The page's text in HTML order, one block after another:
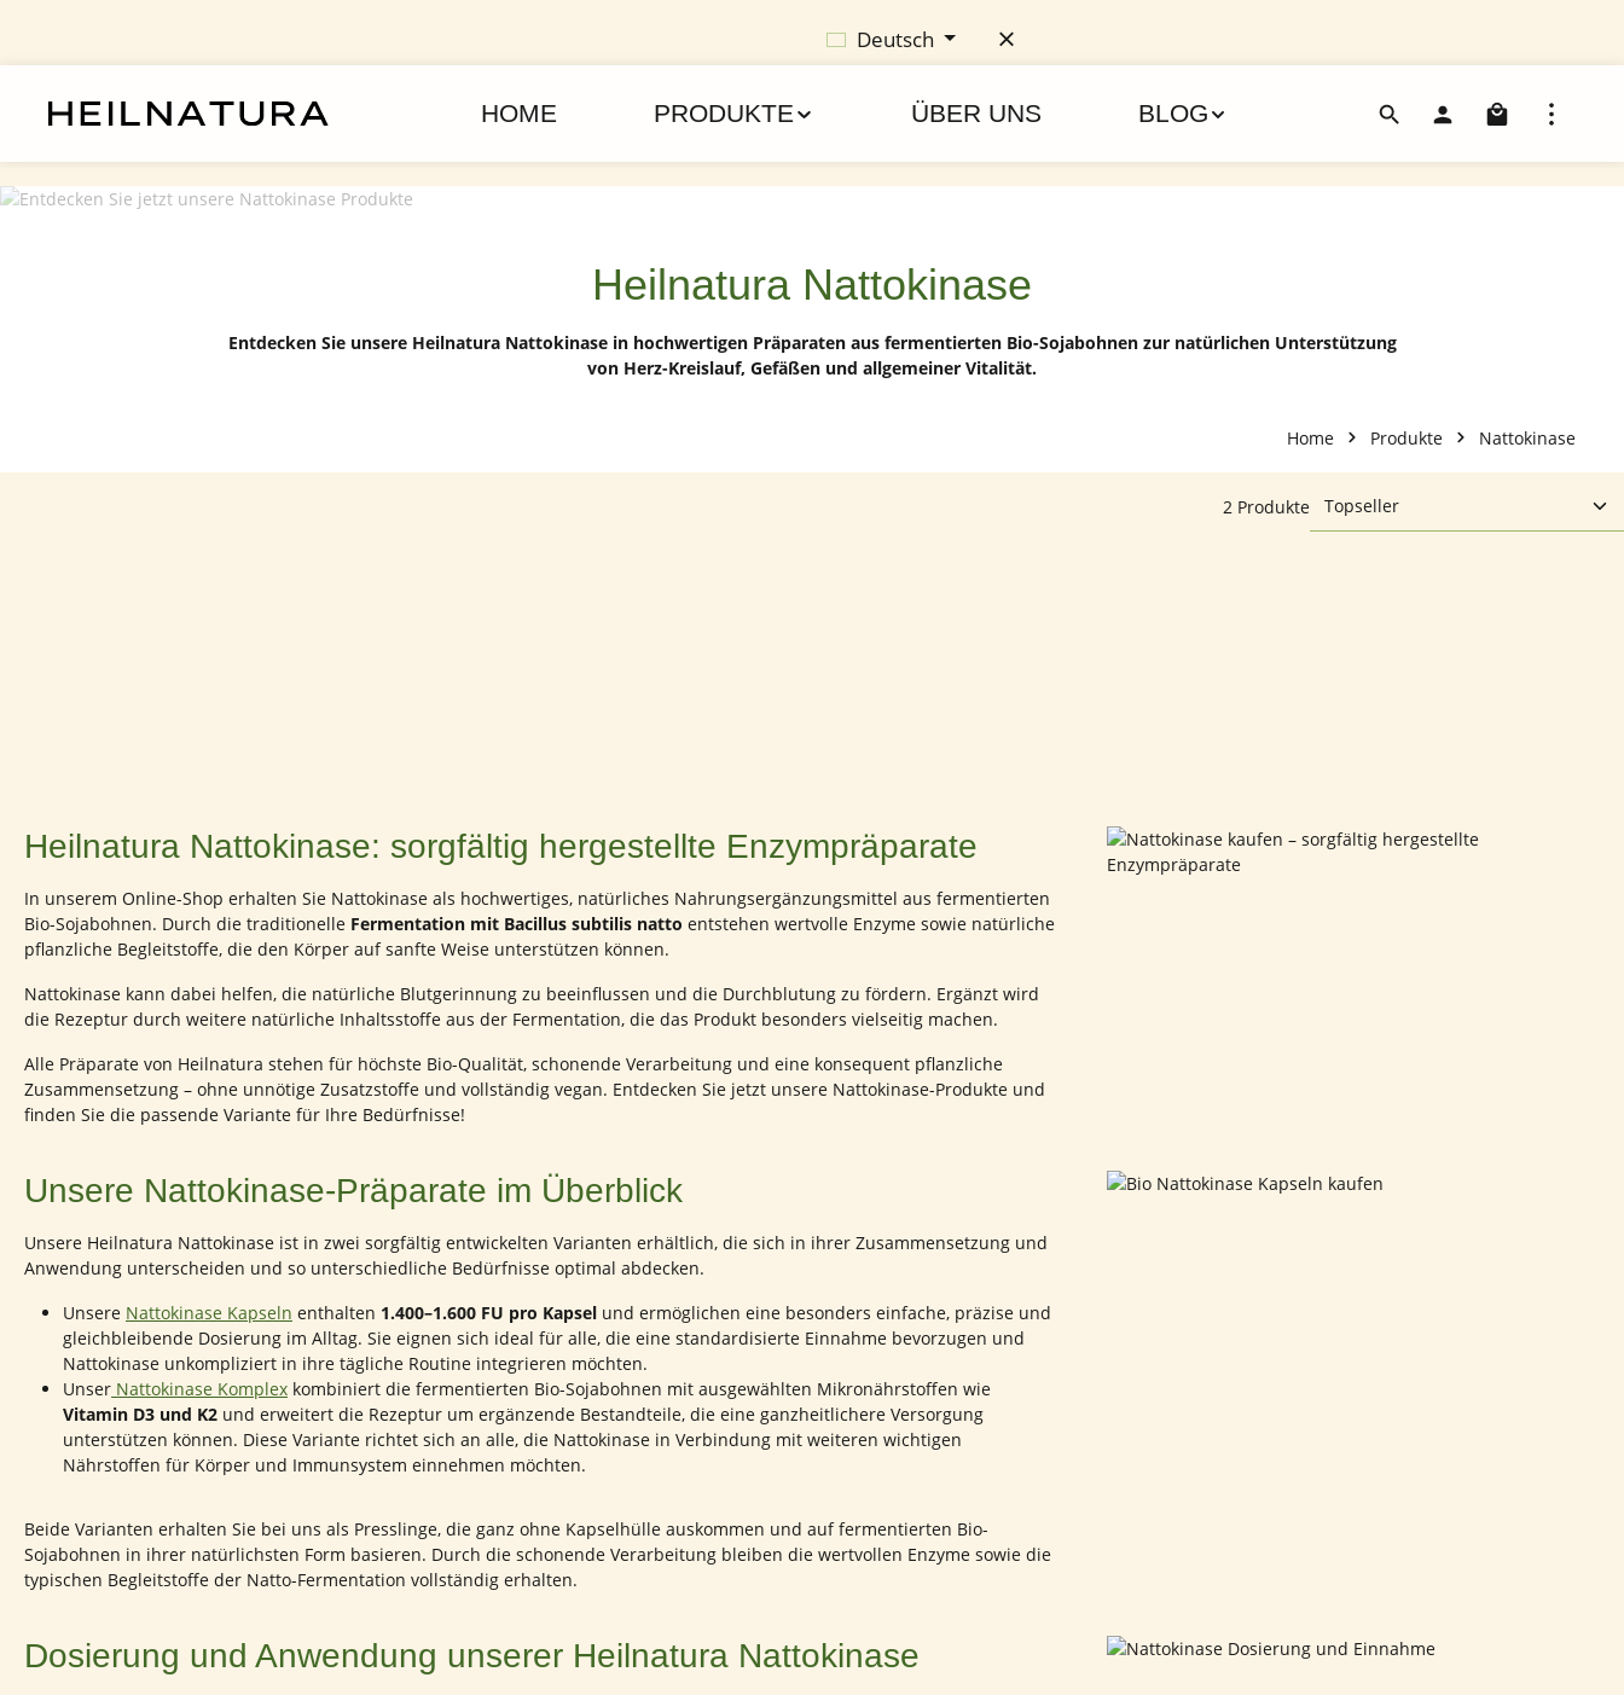
Deutsch
HOME PRODUKTE ÜBER UNS BLOG
Heilnatura Nattokinase
Entdecken Sie unsere Heilnatura Nattokinase in hochwertigen Präparaten aus fermentierten Bio-Sojabohnen zur natürlichen Unterstützung
von Herz-Kreislauf, Gefäßen und allgemeiner Vitalität.
Home Produkte Nattokinase
2 Produkte
Heilnatura Nattokinase: sorgfältig hergestellte Enzympräparate
In unserem Online-Shop erhalten Sie Nattokinase als hochwertiges, natürliches Nahrungsergänzungsmittel aus fermentierten
Bio-Sojabohnen. Durch die traditionelle Fermentation mit Bacillus subtilis natto entstehen wertvolle Enzyme sowie natürliche
pflanzliche Begleitstoffe, die den Körper auf sanfte Weise unterstützen können.
Nattokinase kann dabei helfen, die natürliche Blutgerinnung zu beeinflussen und die Durchblutung zu fördern. Ergänzt wird
die Rezeptur durch weitere natürliche Inhaltsstoffe aus der Fermentation, die das Produkt besonders vielseitig machen.
Alle Präparate von Heilnatura stehen für höchste Bio-Qualität, schonende Verarbeitung und eine konsequent pflanzliche
Zusammensetzung – ohne unnötige Zusatzstoffe und vollständig vegan. Entdecken Sie jetzt unsere Nattokinase-Produkte und
finden Sie die passende Variante für Ihre Bedürfnisse!
Unsere Nattokinase-Präparate im Überblick
Unsere Heilnatura Nattokinase ist in zwei sorgfältig entwickelten Varianten erhältlich, die sich in ihrer Zusammensetzung und
Anwendung unterscheiden und so unterschiedliche Bedürfnisse optimal abdecken.
Unsere Nattokinase Kapseln enthalten 1.400–1.600 FU pro Kapsel und ermöglichen eine besonders einfache, präzise und
gleichbleibende Dosierung im Alltag. Sie eignen sich ideal für alle, die eine standardisierte Einnahme bevorzugen und
Nattokinase unkompliziert in ihre tägliche Routine integrieren möchten.
Unser Nattokinase Komplex kombiniert die fermentierten Bio-Sojabohnen mit ausgewählten Mikronährstoffen wie
Vitamin D3 und K2 und erweitert die Rezeptur um ergänzende Bestandteile, die eine ganzheitlichere Versorgung
unterstützen können. Diese Variante richtet sich an alle, die Nattokinase in Verbindung mit weiteren wichtigen
Nährstoffen für Körper und Immunsystem einnehmen möchten.
Beide Varianten erhalten Sie bei uns als Presslinge, die ganz ohne Kapselhülle auskommen und auf fermentierten Bio-
Sojabohnen in ihrer natürlichsten Form basieren. Durch die schonende Verarbeitung bleiben die wertvollen Enzyme sowie die
typischen Begleitstoffe der Natto-Fermentation vollständig erhalten.
Dosierung und Anwendung unserer Heilnatura Nattokinase